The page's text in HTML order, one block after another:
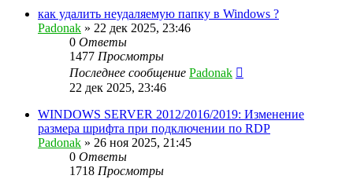
как удалить неудаляемую папку в Windows ?
Padonak » 22 дек 2025, 23:46
0 Ответы
1477 Просмотры
Последнее сообщение Padonak
22 дек 2025, 23:46
WINDOWS SERVER 2012/2016/2019: Изменение
размера шрифта при подключении по RDP
Padonak » 26 ноя 2025, 21:45
0 Ответы
1718 Просмотры